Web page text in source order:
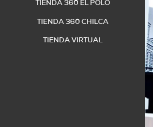
TIENDA 360 EL POLO
TIENDA 360 CHILCA
TIENDA VIRTUAL